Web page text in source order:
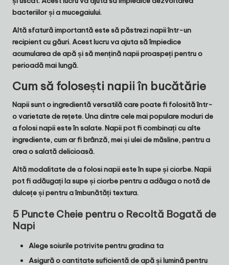
bacteriilor și a mucegaiului.
Altă sfatură importantă este săpăstrezi napii într-un
recipient cu găuri. Acest lucru va ajuta să împiedice
acumularea de apă și să mențină napii proaspeți pentru o
perioadă mai lungă.
Cum să folosești napii în bucătărie
Napii sunt o ingredientă versatilă care poate fi folosită într-
o varietate de rețete. Una dintre cele mai populare moduri de
a folosi napii este însalate. Napii pot fi combinați cu alte
ingrediente, cum ar fibrânză,meișiulei de măsline, pentru a
crea o salată delicioasă.
Altă modalitate de a folosi napii este însupe și ciorbe. Napii
pot fi adăugați la supe și ciorbe pentru a adăuga o notă de
dulcețe și pentru a îmbunătăți textura.
5 Puncte Cheie pentru o Recoltă Bogată de
Napi
Alege soiurile potrivite pentru gradina ta
Asigură o cantitate suficientă de apă și lumină pentru